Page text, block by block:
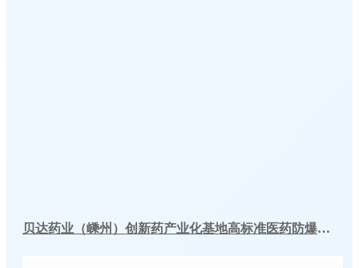
贝达药业（嵊州）创新药产业化基地高标准医药防爆冷库建造工程案例